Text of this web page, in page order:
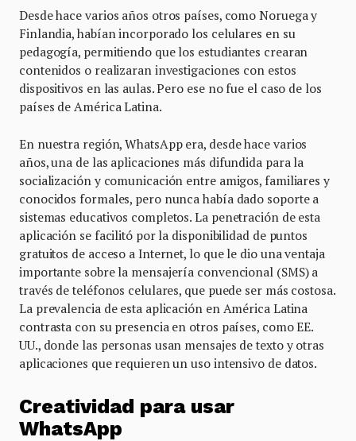
Desde hace varios años otros países, como Noruega y
Finlandia, habían incorporado los celulares en su
pedagogía, permitiendo que los estudiantes crearan
contenidos o realizaran investigaciones con estos
dispositivos en las aulas. Pero ese no fue el caso de los
países de América Latina.
En nuestra región, WhatsApp era, desde hace varios
años, una de las aplicaciones más difundida para la
socialización y comunicación entre amigos, familiares y
conocidos formales, pero nunca había dado soporte a
sistemas educativos completos. La penetración de esta
aplicación se facilitó por la disponibilidad de puntos
gratuitos de acceso a Internet, lo que le dio una ventaja
importante sobre la mensajería convencional (SMS) a
través de teléfonos celulares, que puede ser más costosa.
La prevalencia de esta aplicación en América Latina
contrasta con su presencia en otros países, como EE.
UU., donde las personas usan mensajes de texto y otras
aplicaciones que requieren un uso intensivo de datos.
Creatividad para usar
WhatsApp